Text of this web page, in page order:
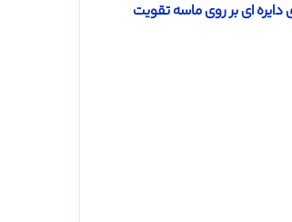
ای بر روی ماسه تقویت